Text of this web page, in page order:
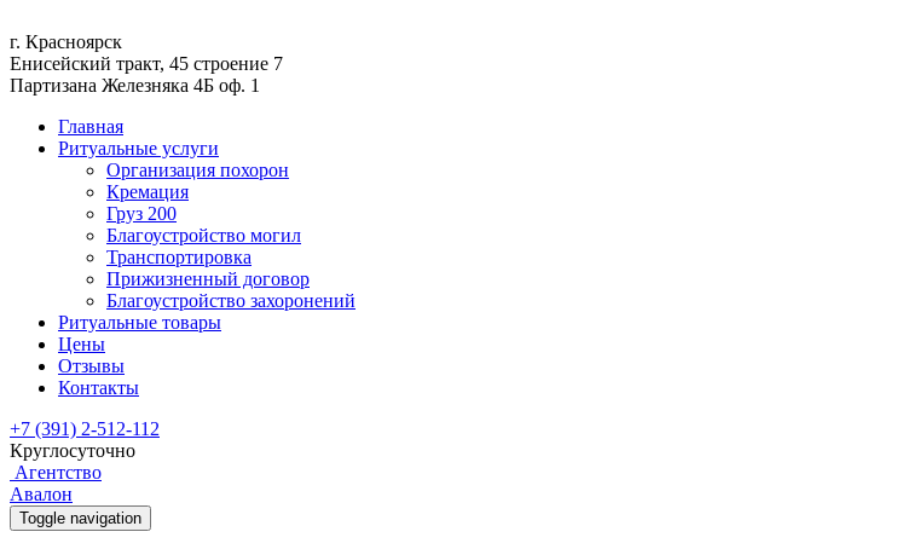
г. Красноярск
Енисейский тракт, 45 строение 7
Партизана Железняка 4Б оф. 1
Главная
Ритуальные услуги
Организация похорон
Кремация
Груз 200
Благоустройство могил
Транспортировка
Прижизненный договор
Благоустройство захоронений
Ритуальные товары
Цены
Отзывы
Контакты
+7 (391) 2-512-112
Круглосуточно
Агентство
Авалон
Toggle navigation